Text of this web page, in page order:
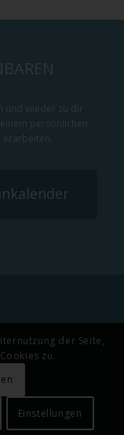
und wieder zu dir
persönlichen
der Seite,
zu.
Einstellungen